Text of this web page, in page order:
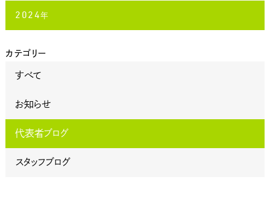
2024年
カテゴリー
すべて
お知らせ
代表者ブログ
スタッフブログ